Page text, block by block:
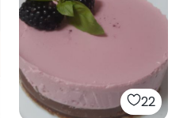
22